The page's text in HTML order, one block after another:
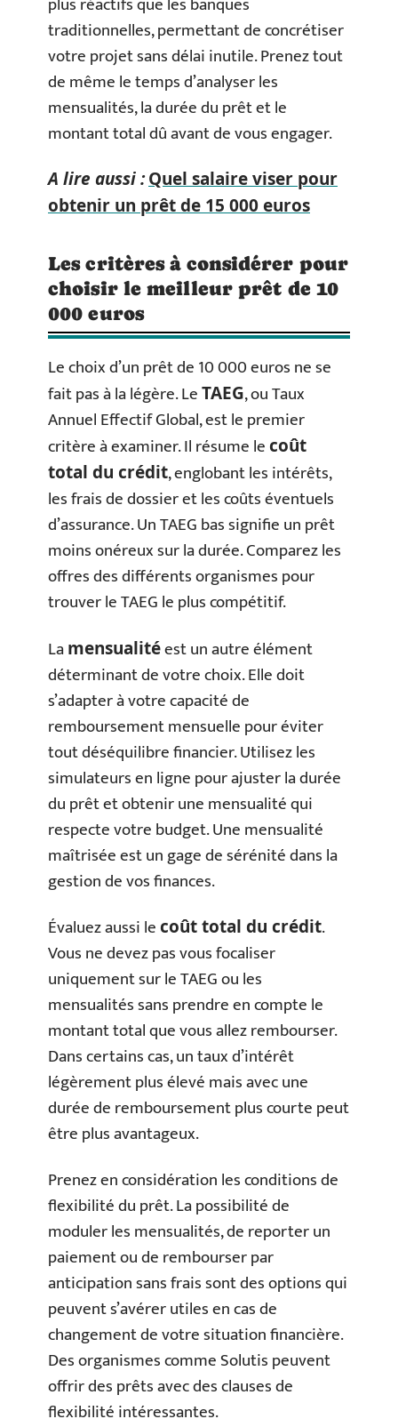
traditionnelles, permettant de concrétiser
votre projet sans délai inutile. Prenez tout
de même le temps d’analyser les
mensualités, la durée du prêt et le
montant total dû avant de vous engager.
A lire aussi :Quel salaire viser pour
obtenir un prêt de 15 000 euros
Les critères à considérer pour
choisir le meilleur prêt de 10
000 euros
Le choix d’un prêt de 10 000 euros ne se
fait pas à la légère. LeTAEG, ou Taux
Annuel Effectif Global, est le premier
critère à examiner. Il résume lecoût
total du crédit, englobant les intérêts,
les frais de dossier et les coûts éventuels
d’assurance. Un TAEG bas signifie un prêt
moins onéreux sur la durée. Comparez les
offres des différents organismes pour
trouver le TAEG le plus compétitif.
Lamensualitéest un autre élément
déterminant de votre choix. Elle doit
s’adapter à votre capacité de
remboursement mensuelle pour éviter
tout déséquilibre financier. Utilisez les
simulateurs en ligne pour ajuster la durée
du prêt et obtenir une mensualité qui
respecte votre budget. Une mensualité
maîtrisée est un gage de sérénité dans la
gestion de vos finances.
Évaluez aussi lecoût total du crédit.
Vous ne devez pas vous focaliser
uniquement sur le TAEG ou les
mensualités sans prendre en compte le
montant total que vous allez rembourser.
Dans certains cas, un taux d’intérêt
légèrement plus élevé mais avec une
durée de remboursement plus courte peut
être plus avantageux.
Prenez en considération les conditions de
flexibilité du prêt. La possibilité de
moduler les mensualités, de reporter un
paiement ou de rembourser par
anticipation sans frais sont des options qui
peuvent s’avérer utiles en cas de
changement de votre situation financière.
Des organismes comme Solutis peuvent
offrir des prêts avec des clauses de
flexibilité intéressantes.